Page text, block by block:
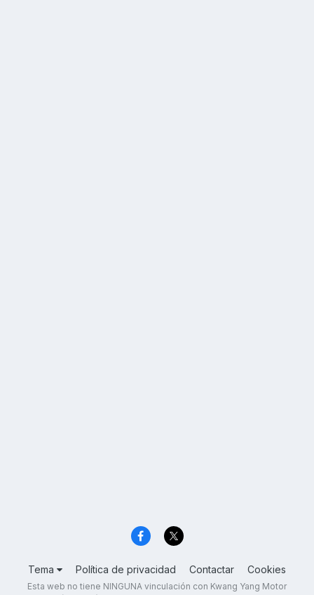
Tema Política de privacidad Contactar Cookies
Esta web no tiene NINGUNA vinculación con Kwang Yang Motor